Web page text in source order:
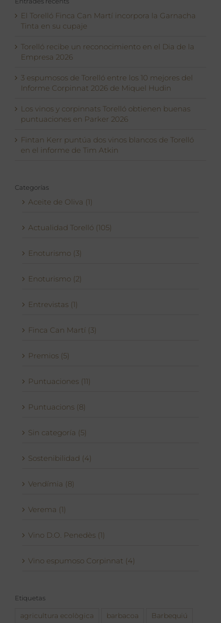
El Torelló Finca Can Martí incorpora la Garnacha
Tinta en su cupaje
Torelló recibe un reconocimiento en el Dia de la
Empresa 2026
3 espumosos de Torelló entre los 10 mejores del
Informe Corpinnat 2026 de Miquel Hudin
Los vinos y corpinnats Torelló obtienen buenas
puntuaciones en Parker 2026
Fintan Kerr puntúa dos vinos blancos de Torelló
en el informe de Tim Atkin
Categorías
Aceite de Oliva (1)
Actualidad Torelló (105)
Enoturismo (3)
Enoturismo (2)
Entrevistas (1)
Finca Can Martí (3)
Premios (5)
Puntuaciones (11)
Puntuacions (8)
Sin categoría (5)
Sostenibilidad (4)
Vendímia (8)
Verema (1)
Vino D.O. Penedès (1)
Vino espumoso Corpinnat (4)
Etiquetas
agricultura ecològica barbacoa Barbequiú